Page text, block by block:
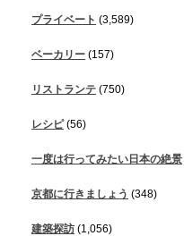
プライベート (3,589)
ベーカリー (157)
リストランテ (750)
レシピ(56)
一度は行ってみたい日本の絶景
京都に行きましょう (348)
建築探訪 (1,056)